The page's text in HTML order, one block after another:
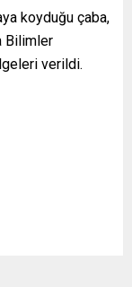
koyduğu çaba,
Bilimler
verildi.